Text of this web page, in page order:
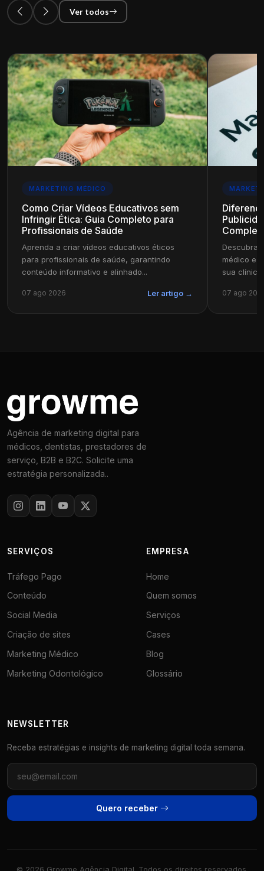
Ver todos
MARKETING MÉDICO
Como Criar Vídeos Educativos sem
Infringir Ética: Guia Completo para
Profissionais de Saúde
Aprenda a criar vídeos educativos éticos
para profissionais de saúde, garantindo
conteúdo informativo e alinhado...
07 ago 2026 Ler artigo →
Descubra
médico e
sua clínica
07 ago
Agência de marketing digital para
médicos, dentistas, prestadores de
serviço, B2B e B2C. Solicite uma
estratégia personalizada..
SERVIÇOS
Tráfego Pago
Conteúdo
Social Media
Criação de sites
Marketing Médico
Marketing Odontológico
EMPRESA
Home
Quem somos
Serviços
Cases
Blog
Glossário
NEWSLETTER
Receba estratégias e insights de marketing digital toda semana.
Quero receber